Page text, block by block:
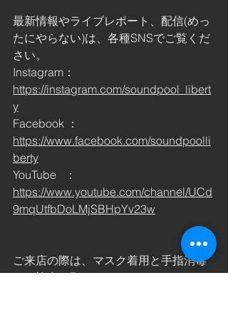
最新情報やライブレポート、配信(めっ
たにやらない)は、各種SNSでご覧くだ
さい。
​Instagram：
https://instagram.com/soundpool_libert
y
Facebook ：
https://www.facebook.com/soundpoolli
berty
YouTube   ：
https://www.youtube.com/channel/UCd
9mqUtfbDoLMjSBHpYv23w
ご来店の際は、マスク着用と手指消毒
にご協力お願いいたします。